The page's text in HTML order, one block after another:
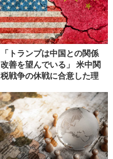
「トランプは中国との関係
改善を望んでいる」 米中関
税戦争の休戦に合意した理